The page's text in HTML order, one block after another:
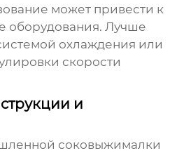
может привести к
оборудования. Лучше
охлаждения или
скорости
и
соковыжималки